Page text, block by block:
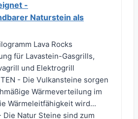
-
Naturstein als
Lava Rocks
für Lavastein-Gasgrills,
und Elektrogrill
- Die Vulkansteine sorgen
Wärmeverteilung im
Wärmeleitfähigkeit wird...
Die Natur Steine sind zum